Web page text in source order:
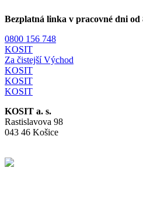
Bezplatná linka v pracovné dni od
0800 156 748
KOSIT
Za čistejší Východ
KOSIT
KOSIT
KOSIT
KOSIT a. s.
Rastislavova 98
043 46 Košice